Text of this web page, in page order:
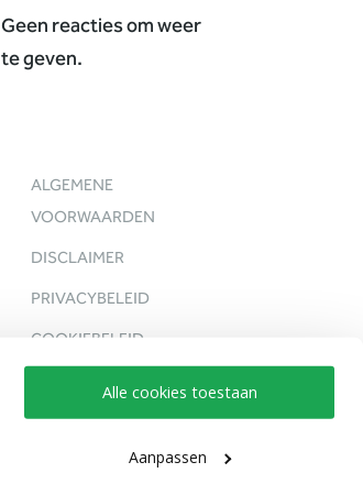
Alle cookies toestaan
Aanpassen
Geen reacties om weer
te geven.
ALGEMENE
VOORWAARDEN
DISCLAIMER
PRIVACYBELEID
COOKIEBELEID